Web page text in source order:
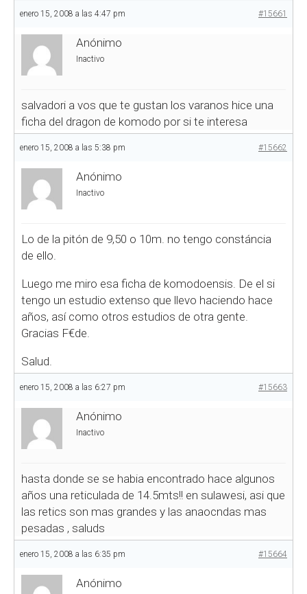
enero 15, 2008 a las 4:47 pm #15661
Anónimo
Inactivo
salvadori a vos que te gustan los varanos hice una
ficha del dragon de komodo por si te interesa
enero 15, 2008 a las 5:38 pm #15662
Anónimo
Inactivo
Lo de la pitón de 9,50 o 10m. no tengo constáncia
de ello.
Luego me miro esa ficha de komodoensis. De el si
tengo un estudio extenso que llevo haciendo hace
años, así como otros estudios de otra gente.
Gracias F€de.
Salud.
enero 15, 2008 a las 6:27 pm #15663
Anónimo
Inactivo
hasta donde se se habia encontrado hace algunos
años una reticulada de 14.5mts!! en sulawesi, asi que
las retics son mas grandes y las anaocndas mas
pesadas , saluds
enero 15, 2008 a las 6:35 pm #15664
Anónimo